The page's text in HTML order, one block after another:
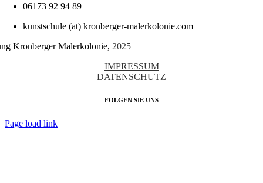
06173 92 94 89
kunstschule (at) kronberger-malerkolonie.com
Kronberger Malerkolonie, 2025
IMPRESSUM
DATENSCHUTZ
FOLGEN SIE UNS
Page load link